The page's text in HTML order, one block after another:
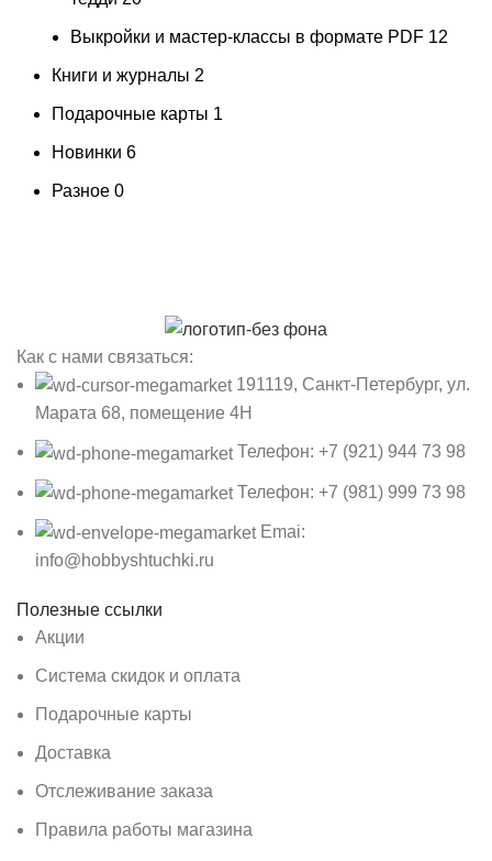
Выкройки и мастер-классы в формате PDF 12
Книги и журналы 2
Подарочные карты 1
Новинки 6
Разное 0
Как с нами связаться:
191119, Санкт-Петербург, ул.
Марата 68, помещение 4Н
Телефон: +7 (921) 944 73 98
Телефон: +7 (981) 999 73 98
Emai:
info@hobbyshtuchki.ru
Полезные ссылки
Акции
Система скидок и оплата
Подарочные карты
Доставка
Отслеживание заказа
Правила работы магазина